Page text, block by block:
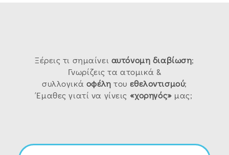
Ξέρεις τι σημαίνει αυτόνομη διαβίωση;
Γνωρίζεις τα ατομικά &
συλλογικά οφέλη του εθελοντισμού;
Έμαθες γιατί να γίνεις «χορηγός» μας;